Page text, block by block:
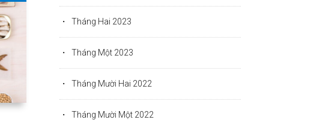
Tháng Hai 2023
Tháng Một 2023
Tháng Mười Hai 2022
Tháng Mười Một 2022